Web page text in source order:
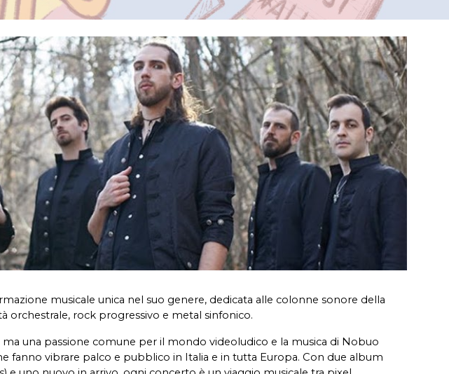
musicale unica nel suo genere, dedicata alle colonne sonore della
orchestrale, rock progressivo e metal sinfonico.
una passione comune per il mondo videoludico e la musica di Nobuo
fanno vibrare palco e pubblico in Italia e in tutta Europa. Con due album